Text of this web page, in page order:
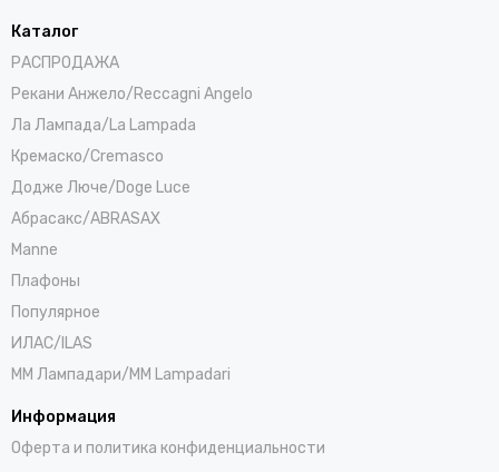
Каталог
РАСПРОДАЖА
Рекани Анжело/Reccagni Angelo
Ла Лампада/La Lampada
Кремаско/Cremasco
Додже Люче/Doge Luce
Абрасакс/ABRASAX
Manne
Плафоны
Популярное
ИЛАС/ILAS
ММ Лампадари/MM Lampadari
Информация
Оферта и политика конфиденциальности